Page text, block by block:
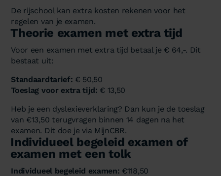
De rijschool kan extra kosten rekenen voor het
regelen van je examen.
Theorie examen met extra tijd
Voor een examen met extra tijd betaal je € 64,-. Dit
bestaat uit:
Standaardtarief: € 50,50
Toeslag voor extra tijd: € 13,50
Heb je een dyslexieverklaring? Dan kun je de toeslag
van €13,50 terugvragen binnen 14 dagen na het
examen. Dit doe je via MijnCBR.
Individueel begeleid examen of
examen met een tolk
Individueel begeleid examen: €118,50